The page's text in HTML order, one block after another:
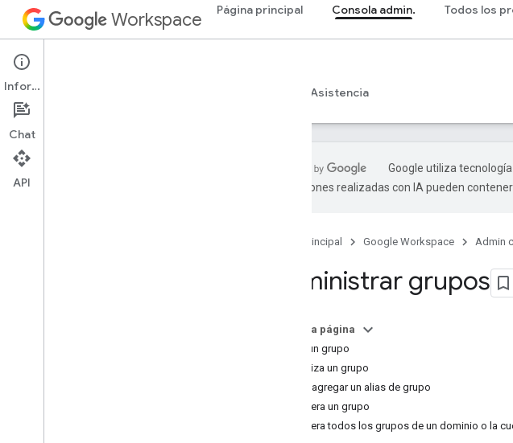
Workspace Página principal Consola admin. Todos los
Admin console
Descripción general Asistencia
Google utiliza
traducciones realizadas con IA pueden
Página principal Google Workspace Admin
Administrar grupos
En esta página
Crear un grupo
Actualiza un grupo
Cómo agregar un alias de grupo
Recupera un grupo
Recupera todos los grupos de un dominio o la
Información
Chat
API